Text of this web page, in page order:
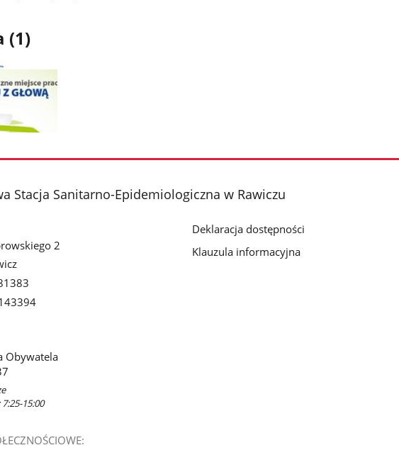
(1)
Stacja Sanitarno-Epidemiologiczna w Rawiczu
2
Obywatela
15:00
Deklaracja dostępności
Klauzula informacyjna